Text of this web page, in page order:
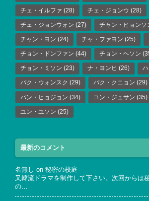
チェ・イルファ (28) チェ・ジョンウ (28)
チェ・ジョンウォン (27) チャン・ヒョンソ
チャン・ヨン (24) チャ・ファヨン (25)
チョン・ドンファン (44) チョン・ヘソン
チョン・ミソン (23) ナ・ヨンヒ (26)
パク・ウォンスク (29) パク・クニョン (29)
パン・ヒョジョン (34) ユン・ジュサン (35)
ユン・ユソン (25)
最新のコメント
名無し on 秘密の校庭
又韓流ドラマを制作して下さい。次回からは
の…